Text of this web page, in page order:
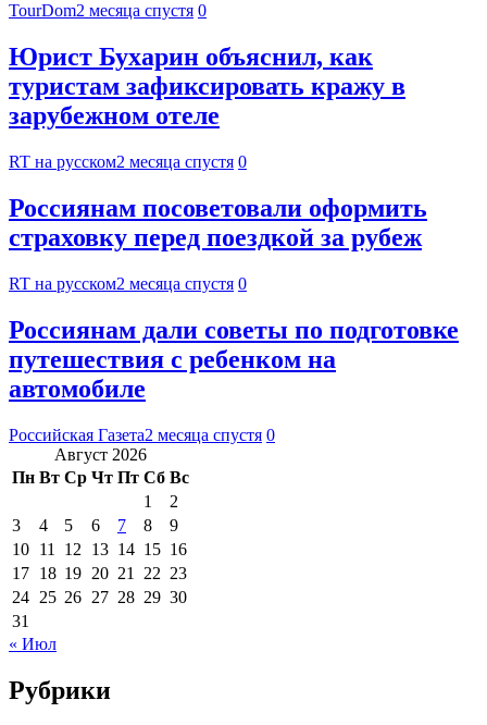
TourDom2 месяца спустя 0
Юрист Бухарин объяснил, как
туристам зафиксировать кражу в
зарубежном отеле
RT на русском2 месяца спустя 0
Россиянам посоветовали оформить
страховку перед поездкой за рубеж
RT на русском2 месяца спустя 0
Россиянам дали советы по подготовке
путешествия с ребенком на
автомобиле
Российская Газета2 месяца спустя 0
Август 2026
Пн Вт Ср Чт Пт Сб Вс
1
2
3
4 5 6 7 8
9
10 11 12 13 14 15 16
17 18 19 20 21 22 23
24 25 26 27 28 29 30
31
« Июл
Рубрики